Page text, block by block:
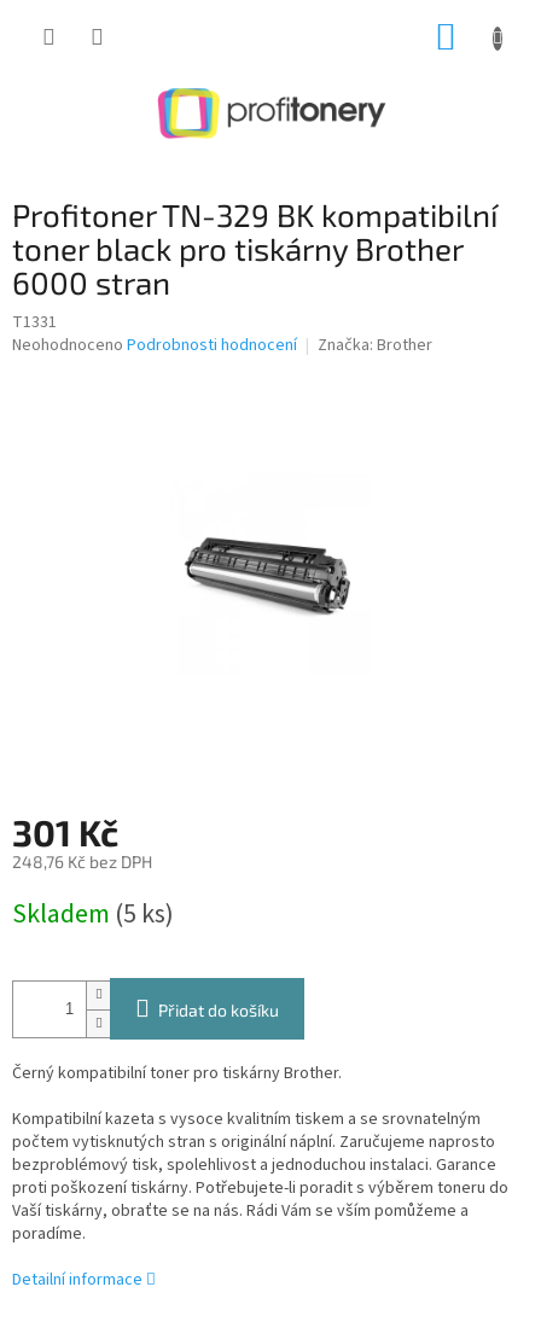
Profitoner TN-329 BK kompatibilní
toner black pro tiskárny Brother
6000 stran
T1331
Průměrné
Neohodnoceno Podrobnosti hodnocení Značka: Brother
301 Kč
248,76 Kč bez DPH
cena:
Skladem (5 ks)
Přidat do košíku
Černý kompatibilní toner pro tiskárny Brother.
Kompatibilní kazeta s vysoce kvalitním tiskem a se srovnatelným
počtem vytisknutých stran s originální náplní. Zaručujeme naprosto
bezproblémový tisk, spolehlivost a jednoduchou instalaci. Garance
proti poškození tiskárny. Potřebujete-li poradit s výběrem toneru do
Vaší tiskárny, obraťte se na nás. Rádi Vám se vším pomůžeme a
poradíme.
Detailní informace